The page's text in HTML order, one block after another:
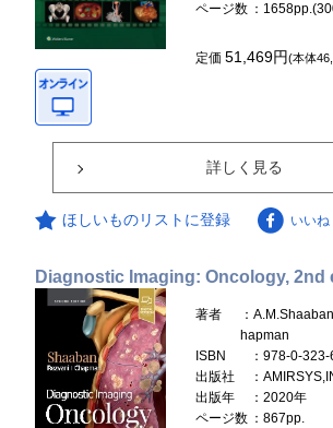
ページ数 ：
定価51,469円(本体
詳しく見る
ほしいものリストに登録 いいね
Diagnostic Imaging: Oncology, 2nd
著者
：
hapman
ISBN
：978-0-
出版社
：
出版年
：2020年
ページ数 ：867pp.